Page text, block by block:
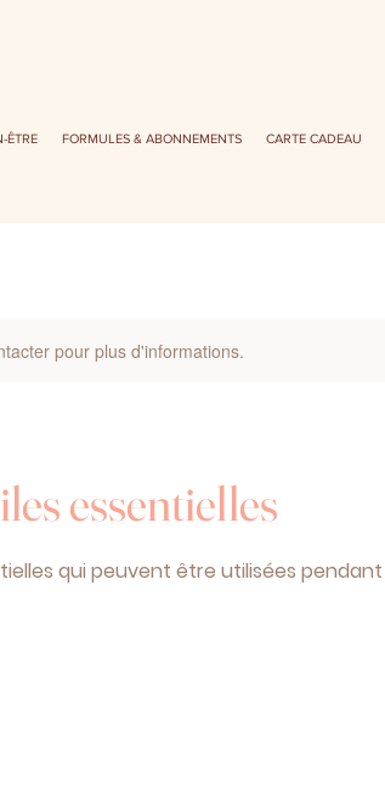
ÊTRE FORMULES & ABONNEMENTS CARTE CADEAU
pour plus d'informations.
essentielles
qui peuvent être utilisées pendant